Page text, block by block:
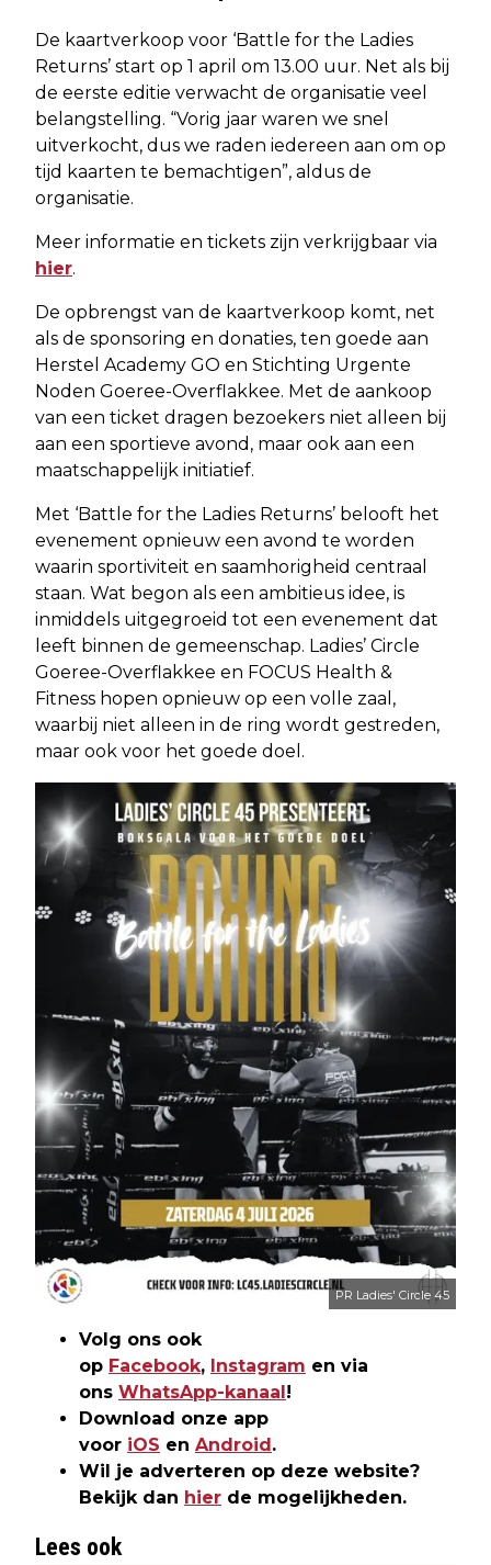
De kaartverkoop voor ‘Battle for the Ladies
Returns’ start op 1 april om 13.00 uur. Net als bij
de eerste editie verwacht de organisatie veel
belangstelling. “Vorig jaar waren we snel
uitverkocht, dus we raden iedereen aan om op
tijd kaarten te bemachtigen”, aldus de
organisatie.
Meer informatie en tickets zijn verkrijgbaar via
hier.
De opbrengst van de kaartverkoop komt, net
als de sponsoring en donaties, ten goede aan
Herstel Academy GO en Stichting Urgente
Noden Goeree-Overflakkee. Met de aankoop
van een ticket dragen bezoekers niet alleen bij
aan een sportieve avond, maar ook aan een
maatschappelijk initiatief.
Met ‘Battle for the Ladies Returns’ belooft het
evenement opnieuw een avond te worden
waarin sportiviteit en saamhorigheid centraal
staan. Wat begon als een ambitieus idee, is
inmiddels uitgegroeid tot een evenement dat
leeft binnen de gemeenschap. Ladies’ Circle
Goeree-Overflakkee en FOCUS Health &
Fitness hopen opnieuw op een volle zaal,
waarbij niet alleen in de ring wordt gestreden,
maar ook voor het goede doel.
PR Ladies' Circle 45
Volg ons ook
op Facebook, Instagram en via
ons WhatsApp-kanaal!
Download onze app
voor iOS en Android.
Wil je adverteren op deze website?
Bekijk dan hier de mogelijkheden.
Lees ook